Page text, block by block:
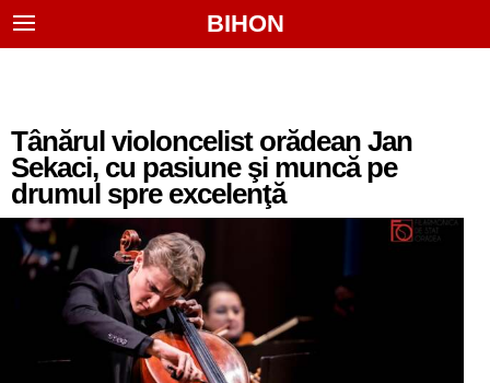
BIHON
Tânărul violoncelist orădean Jan
Sekaci, cu pasiune şi muncă pe
drumul spre excelenţă